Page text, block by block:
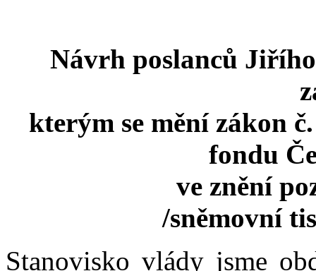
Návrh poslanců
kterým se mění zákon
fondu
ve znění
/sněmovní
Stanovisko vlády jsme